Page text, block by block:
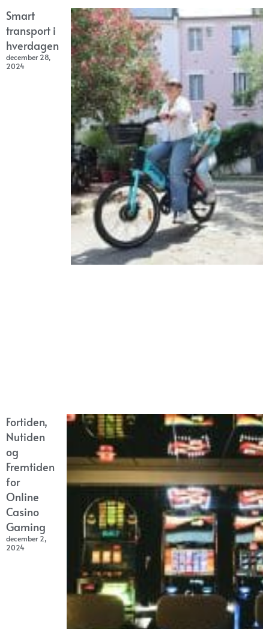
Smart
transport i
hverdagen
december 28,
2024
Fortiden,
Nutiden
og
Fremtiden
for
Online
Casino
Gaming
december 2,
2024